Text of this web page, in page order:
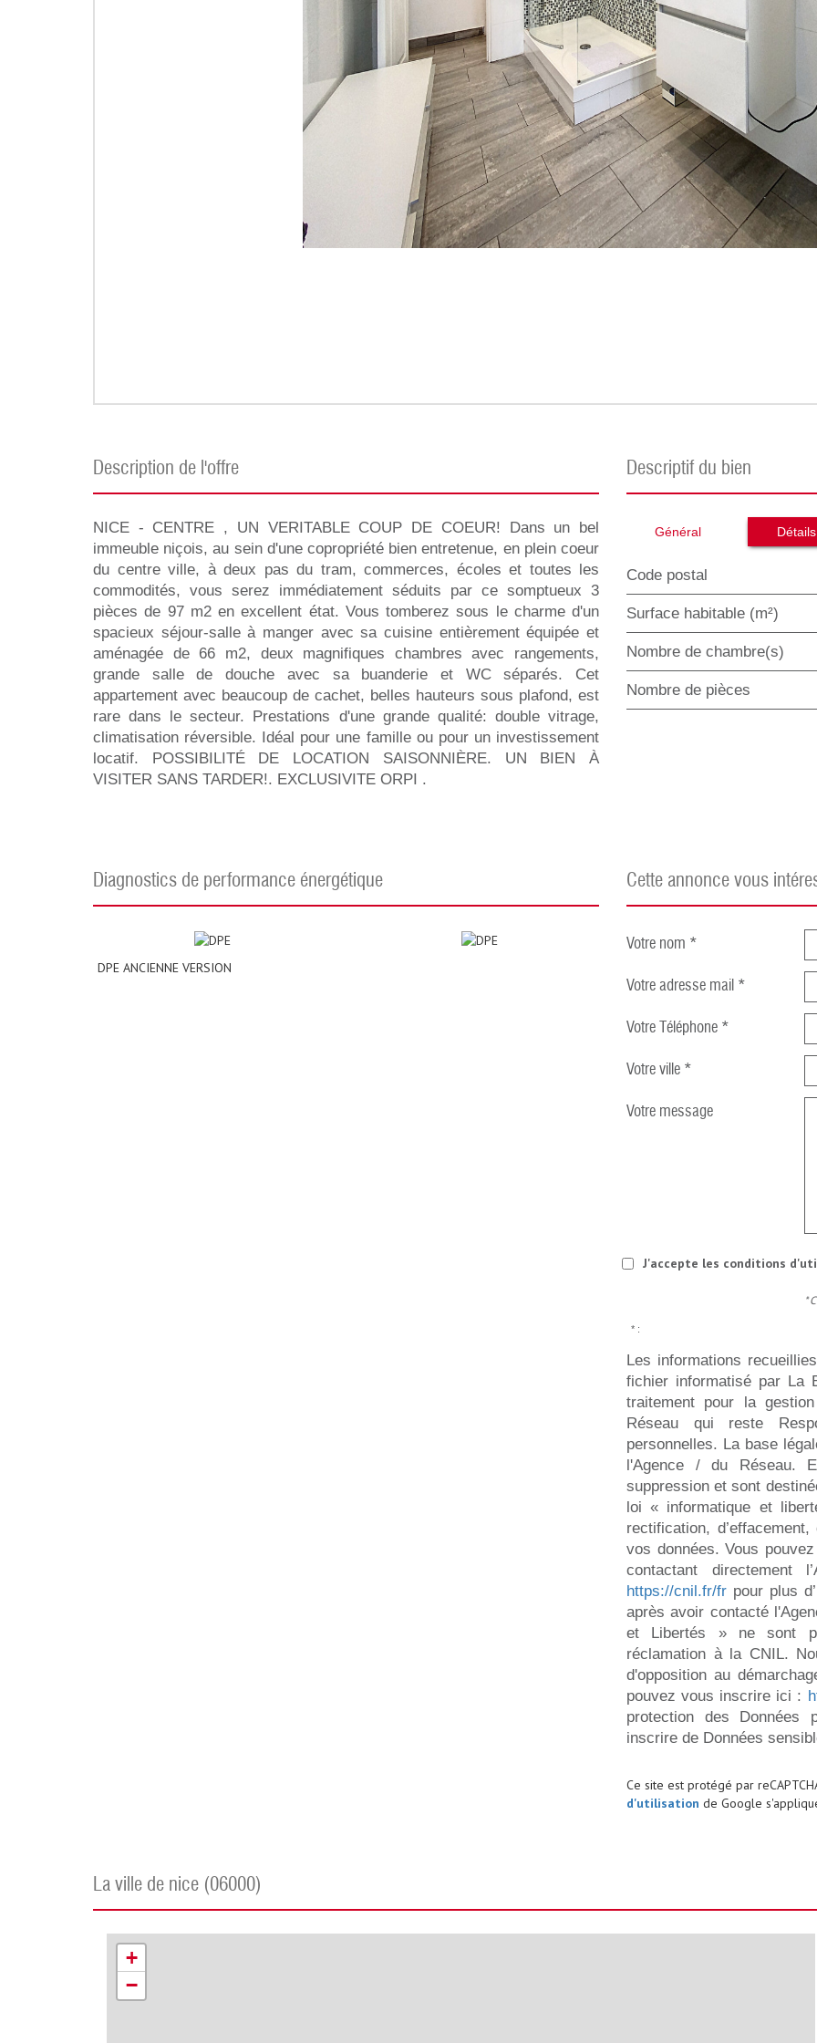
description de l'offre
NICE - CENTRE , UN VERITABLE COUP DE COEUR! Dans un bel
immeuble niçois, au sein d'une copropriété bien entretenue, en plein coeur
du centre ville, à deux pas du tram, commerces, écoles et toutes les
commodités, vous serez immédiatement séduits par ce somptueux 3
pièces de 97 m2 en excellent état. Vous tomberez sous le charme d'un
spacieux séjour-salle à manger avec sa cuisine entièrement équipée et
aménagée de 66 m2, deux magnifiques chambres avec rangements,
grande salle de douche avec sa buanderie et WC séparés. Cet
appartement avec beaucoup de cachet, belles hauteurs sous plafond, est
rare dans le secteur. Prestations d'une grande qualité: double vitrage,
climatisation réversible. Idéal pour une famille ou pour un investissement
locatif. POSSIBILITÉ DE LOCATION SAISONNIÈRE. UN BIEN À
VISITER SANS TARDER!. EXCLUSIVITE ORPI .
descriptif du bien
Général
Code postal
Surface habitable (m²)
Nombre de chambre(s)
Nombre de pièces
diagnostics de performance énergétique
DPE ANCIENNE VERSION
cette annonce vous
Votre nom *
Votre adresse mail *
Votre Téléphone *
Votre ville *
Votre message
J'accepte les conditions
*
* :
Les informations
fichier informatisé par La
traitement pour la
Réseau qui reste
personnelles. La base
l'Agence / du Réseau.
suppression et sont
loi « informatique et
rectification,
vos données. Vous
contactant directement
https://cnil.fr/fr pour plus
après avoir contacté
et Libertés » ne sont
réclamation à la CNIL.
d'opposition au
pouvez vous inscrire ici :
protection des Données
inscrire de Données
Ce site est protégé par
d'utilisation de Google
la ville de nice (06000)
+
−